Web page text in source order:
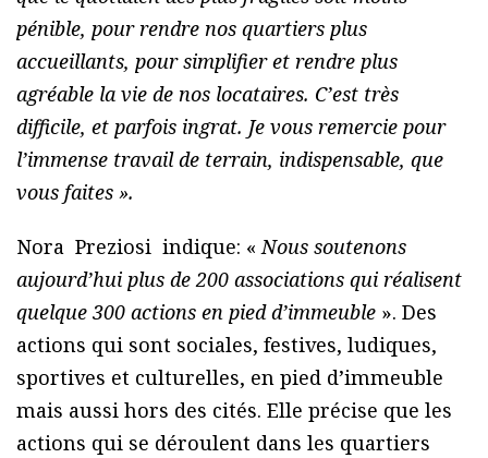
pénible, pour rendre nos quartiers plus
accueillants, pour simplifier et rendre plus
agréable la vie de nos locataires. C’est très
difficile, et parfois ingrat. Je vous remercie pour
l’immense travail de terrain, indispensable, que
vous faites ».
Nora Preziosi indique: « Nous soutenons
aujourd’hui plus de 200 associations qui réalisent
quelque 300 actions en pied d’immeuble ». Des
actions qui sont sociales, festives, ludiques,
sportives et culturelles, en pied d’immeuble
mais aussi hors des cités. Elle précise que les
actions qui se déroulent dans les quartiers